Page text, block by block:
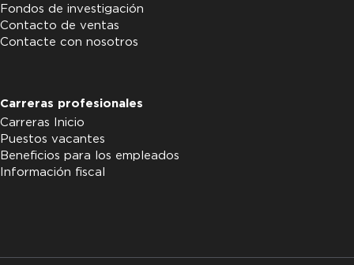
Fondos de investigación
Contacto de ventas
Contacte con nosotros
Carreras profesionales
Carreras Inicio
Puestos vacantes
Beneficios para los empleados
Información fiscal